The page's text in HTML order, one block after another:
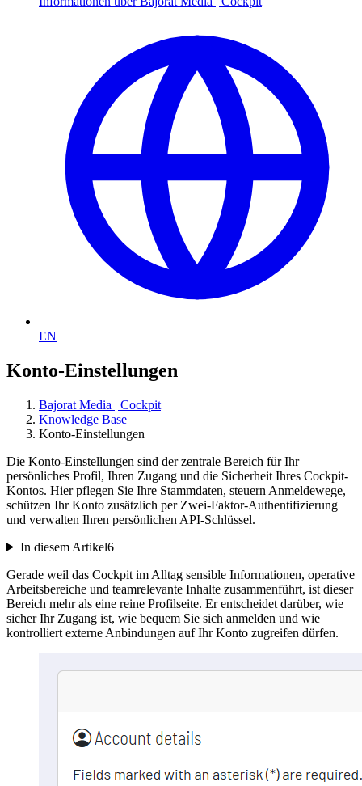
EN
Konto-Einstellungen
Bajorat Media | Cockpit
Knowledge Base
Konto-Einstellungen
Die Konto-Einstellungen sind der zentrale Bereich für Ihr
persönliches Profil, Ihren Zugang und die Sicherheit Ihres Cockpit-
Kontos. Hier pflegen Sie Ihre Stammdaten, steuern Anmeldewege,
schützen Ihr Konto zusätzlich per Zwei-Faktor-Authentifizierung
und verwalten Ihren persönlichen API-Schlüssel.
In diesem Artikel6
Gerade weil das Cockpit im Alltag sensible Informationen, operative
Arbeitsbereiche und teamrelevante Inhalte zusammenführt, ist dieser
Bereich mehr als eine reine Profilseite. Er entscheidet darüber, wie
sicher Ihr Zugang ist, wie bequem Sie sich anmelden und wie
kontrolliert externe Anbindungen auf Ihr Konto zugreifen dürfen.